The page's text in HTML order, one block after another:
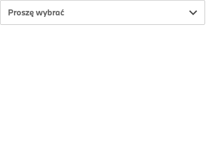
Proszę wybrać